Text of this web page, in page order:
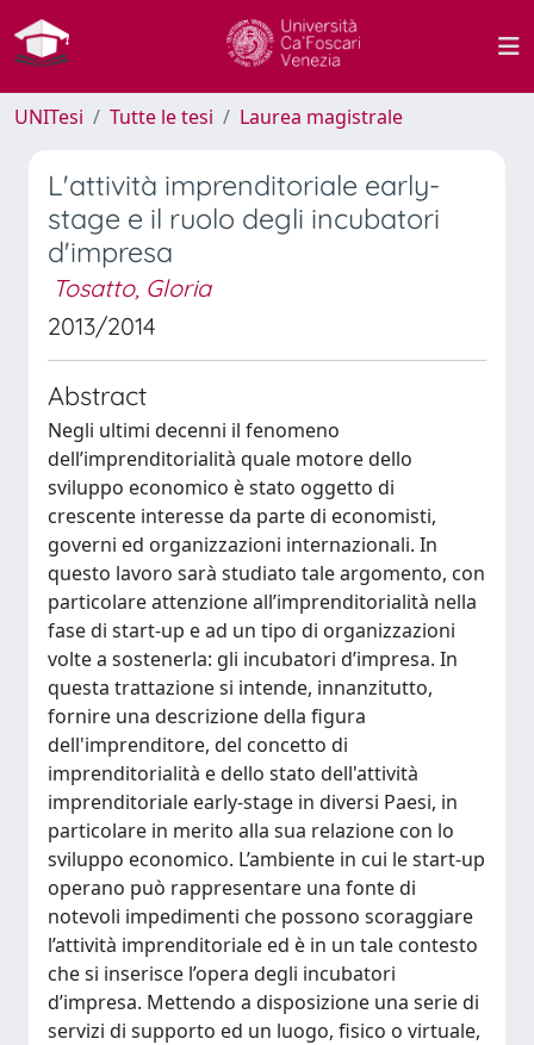
UNITesi Tutte le tesi Laurea magistrale
L'attività imprenditoriale early-
stage e il ruolo degli incubatori
d'impresa
Tosatto, Gloria
2013/2014
Abstract
Negli ultimi decenni il fenomeno
dell’imprenditorialità quale motore dello
sviluppo economico è stato oggetto di
crescente interesse da parte di economisti,
governi ed organizzazioni internazionali. In
questo lavoro sarà studiato tale argomento, con
particolare attenzione all’imprenditorialità nella
fase di start-up e ad un tipo di organizzazioni
volte a sostenerla: gli incubatori d’impresa. In
questa trattazione si intende, innanzitutto,
fornire una descrizione della figura
dell'imprenditore, del concetto di
imprenditorialità e dello stato dell'attività
imprenditoriale early-stage in diversi Paesi, in
particolare in merito alla sua relazione con lo
sviluppo economico. L’ambiente in cui le start-up
operano può rappresentare una fonte di
notevoli impedimenti che possono scoraggiare
l’attività imprenditoriale ed è in un tale contesto
che si inserisce l’opera degli incubatori
d’impresa. Mettendo a disposizione una serie di
servizi di supporto ed un luogo, fisico o virtuale,